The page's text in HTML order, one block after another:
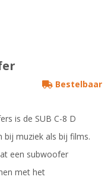
Bestelbaar
is de SUB C-8 D
muziek als bij films.
een subwoofer
met het